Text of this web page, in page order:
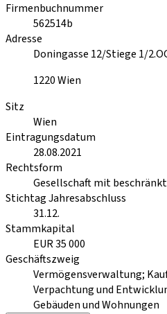
Firmenbuchnummer
562514b
Adresse
Doningasse 12/Stiege 1/
1220Wien
Sitz
Wien
Eintragungsdatum
28.08.2021
Rechtsform
Gesellschaft mit
Stichtag Jahresabschluss
31.12.
Stammkapital
EUR 35 000
Geschäftszweig
Vermögensverwaltung;
Verpachtung und
Gebäuden und Wohnungen